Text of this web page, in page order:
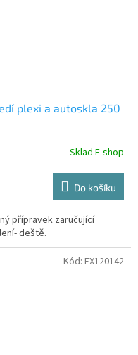
plexi a autoskla 250
Sklad E-shop
Do košíku
přípravek zaručující
deště.
Kód: EX120142